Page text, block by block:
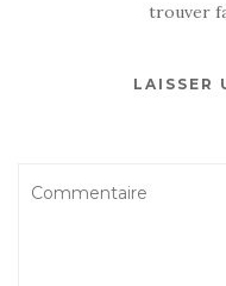
trouver
LAISSER